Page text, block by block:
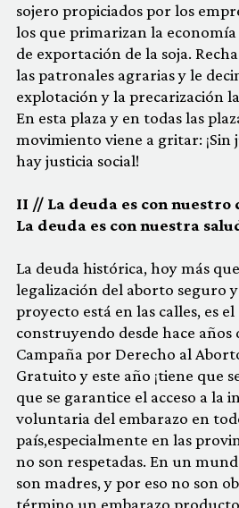
sojero propiciados por los
los que primarizan la
de exportación de la soja.
las patronales agrarias y le
explotación y la precarización
En esta plaza y en todas las
movimiento viene a gritar: ¡Sin
hay justicia social!
II // La deuda es con nuestro
La deuda es con nuestra
La deuda histórica, hoy más
legalización del aborto seguro
proyecto está en las calles, es
construyendo desde hace años
Campaña por Derecho al
Gratuito y este año ¡tiene que
que se garantice el acceso a la
voluntaria del embarazo en
país,especialmente en las
no son respetadas. En un
son madres, y por eso no son
término un embarazo